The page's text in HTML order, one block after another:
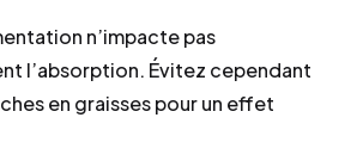
n’impacte pas
l’absorption. Évitez cependant
en graisses pour un effet